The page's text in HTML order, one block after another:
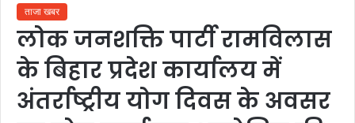
ताजा खबर
लोक जनशक्ति पार्टी रामविलास
के बिहार प्रदेश कार्यालय में
अंतर्राष्ट्रीय योग दिवस के अवसर